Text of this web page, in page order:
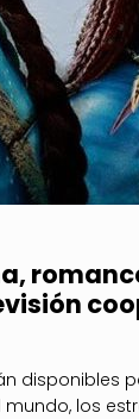
disponibles
los